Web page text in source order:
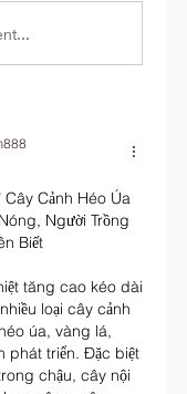
Cây Cảnh Héo Úa
Người Trồng
Biết
tăng cao kéo dài
loại cây cảnh
úa, vàng lá,
phát triển. Đặc biệt
chậu, cây nội